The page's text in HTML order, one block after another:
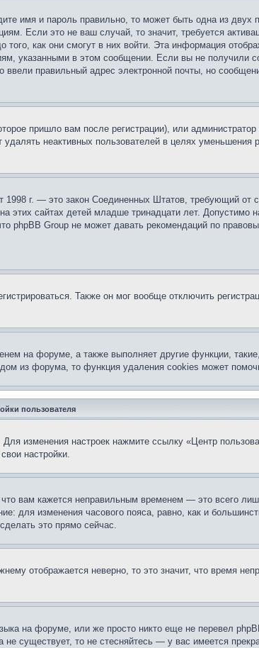
имя и пароль правильно, то может быть одна из
Если это не ваш случай, то значит, требуется
как они смогут в них войти. Эта информация
указанными в этом сообщении. Если вы не получили
правильный адрес электронной почты, но
пришло вам после регистрации), или
неактивных пользователей в целях уменьшения
г. — это закон Соединенных Штатов, требующий от
сайтах детей младше тринадцати лет. Допустимо
phpBB Group не может давать рекомендаций по
Также он мог вообще отключить
на форуме, а также выполняет другие функции,
из форума, то функция удаления cookies может
пользователя
изменения настроек нажмите ссылку «Центр
настройки.
вам кажется неправильным временем — это всего
для изменения часового пояса, равно, как и
это прямо сейчас.
отображается неверно, то это значит, что время
на форуме, или же просто никто еще не перевел
существует, то не стесняйтесь — у вас имеется